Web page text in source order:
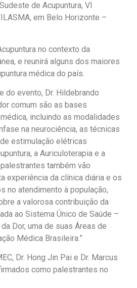
de Acupuntura, VI
em Belo Horizonte –
no contexto da
e reunirá alguns dos maiores
médica do país.
do evento, Dr. Hildebrando
comum são as bases
incluindo as modalidades
na neurociência, as técnicas
estimulação elétricas
a Auriculoterapia e a
também vão
experiência da clínica diária e os
no atendimento à população,
a valorosa contribuição da
ao Sistema Único de Saúde –
Dor, uma de suas Áreas de
Médica Brasileira.”
Dr. Hong Jin Pai e Dr. Marcus
como palestrantes no